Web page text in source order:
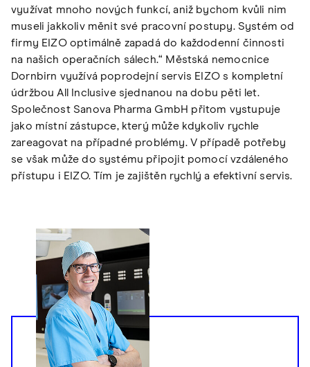
využívat mnoho nových funkcí, aniž bychom kvůli nim
museli jakkoliv měnit své pracovní postupy. Systém od
firmy EIZO optimálně zapadá do každodenní činnosti
na našich operačních sálech.“ Městská nemocnice
Dornbirn využívá poprodejní servis EIZO s kompletní
údržbou All Inclusive sjednanou na dobu pěti let.
Společnost Sanova Pharma GmbH přitom vystupuje
jako místní zástupce, který může kdykoliv rychle
zareagovat na případné problémy. V případě potřeby
se však může do systému připojit pomocí vzdáleného
přístupu i EIZO. Tím je zajištěn rychlý a efektivní servis.